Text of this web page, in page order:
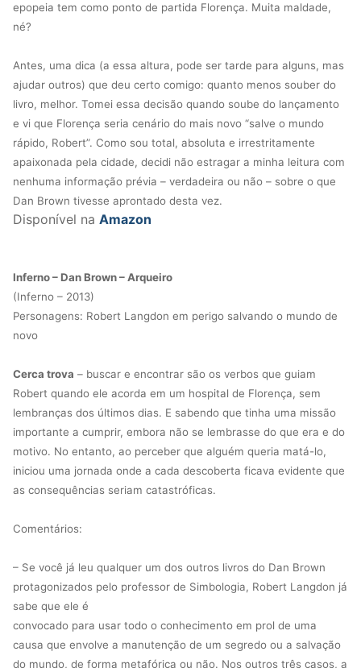
epopeia tem como ponto de partida Florença. Muita maldade,
né?
Antes, uma dica (a essa altura, pode ser tarde para alguns, mas
ajudar outros) que deu certo comigo: quanto menos souber do
livro, melhor. Tomei essa decisão quando soube do lançamento
e vi que Florença seria cenário do mais novo “salve o mundo
rápido, Robert”. Como sou total, absoluta e irrestritamente
apaixonada pela cidade, decidi não estragar a minha leitura com
nenhuma informação prévia – verdadeira ou não – sobre o que
Dan Brown tivesse aprontado desta vez.
Disponível na Amazon
Inferno – Dan Brown – Arqueiro
(Inferno – 2013)
Personagens: Robert Langdon em perigo salvando o mundo de
novo
Cerca trova – buscar e encontrar são os verbos que guiam
Robert quando ele acorda em um hospital de Florença, sem
lembranças dos últimos dias. E sabendo que tinha uma missão
importante a cumprir, embora não se lembrasse do que era e do
motivo. No entanto, ao perceber que alguém queria matá-lo,
iniciou uma jornada onde a cada descoberta ficava evidente que
as consequências seriam catastróficas.
Comentários:
– Se você já leu qualquer um dos outros livros do Dan Brown
protagonizados pelo professor de Simbologia, Robert Langdon já
sabe que ele é
convocado para usar todo o conhecimento em prol de uma
causa que envolve a manutenção de um segredo ou a salvação
do mundo, de forma metafórica ou não. Nos outros três casos, a